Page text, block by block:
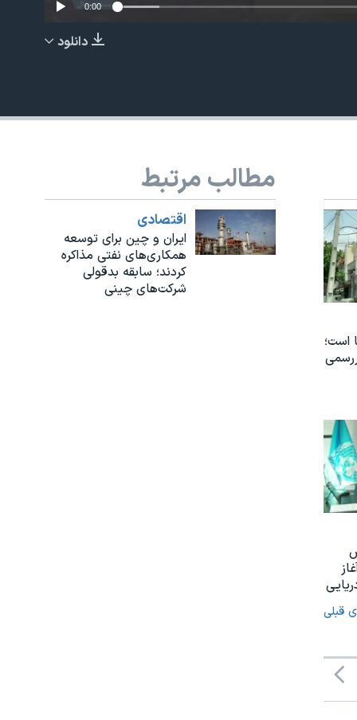
EMBED
0:00
دانلود
مطالب مرتبط
اقتصادی
ایران و چین برای توسعه
همکاری‌های نفتی مذاکره
کردند؛ سابقه بدقولی
شرکت‌های چینی‌
است؛
قبلی